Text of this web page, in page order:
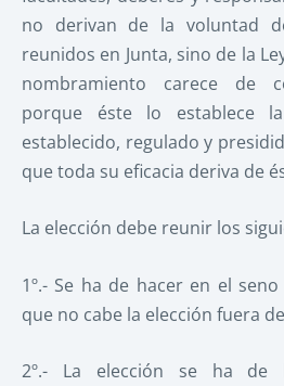
no derivan de la voluntad
reunidos en Junta, sino de la
nombramiento carece de
porque éste lo establece
establecido, regulado y
que toda su eficacia deriva de
La elección debe reunir los
1º.- Se ha de hacer en el
que no cabe la elección fuera
2º.- La elección se ha de